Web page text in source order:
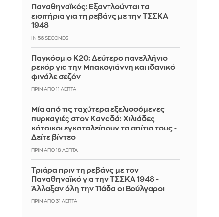
Παναθηναϊκός: Εξαντλούνται τα
εισιτήρια για τη ρεβάνς με την ΤΣΣΚΑ
1948
IN 55 SECONDS
Παγκόσμιο Κ20: Δεύτερο πανελλήνιο
ρεκόρ για την Μπακογιάννη και ιδανικό
φινάλε σεζόν
ΠΡΙΝ ΑΠΌ 11 ΛΕΠΤΆ
Μία από τις ταχύτερα εξελισσόμενες
πυρκαγιές στον Καναδά: Χιλιάδες
κάτοικοι εγκαταλείπουν τα σπίτια τους -
Δείτε βίντεο
ΠΡΙΝ ΑΠΌ 18 ΛΕΠΤΆ
Τριάρα πριν τη ρεβάνς με τον
Παναθηναϊκό για την ΤΣΣΚΑ 1948 -
Άλλαξαν όλη την 11άδα οι Βούλγαροι
ΠΡΙΝ ΑΠΌ 31 ΛΕΠΤΆ